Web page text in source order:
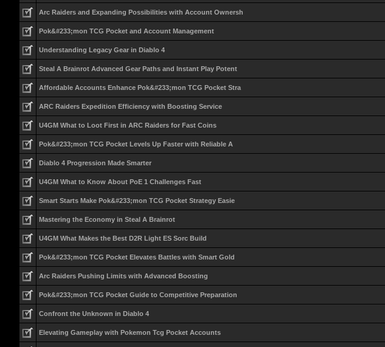
Arc Raiders and Expanding Possibilities with Account Ownersh
Pok&#233;mon TCG Pocket and Account Management
Understanding Legacy Gear in Diablo 4
Steal A Brainrot Advanced Gear Paths and Instant Play Potent
Affordable Accounts Enhance Pok&#233;mon TCG Pocket Stra
ARC Raiders Expedition Efficiency with Boosting Service
U4GM What to Loot First in ARC Raiders for Fast Coins
Pok&#233;mon TCG Pocket Levels Up Faster with Reliable A
Diablo 4 Progression Made Smarter
U4GM What to Know About PoE 1 Challenges Fast
Smart Starts Make Pok&#233;mon TCG Pocket Strategy Easie
Mastering the Economy in Steal A Brainrot
U4GM What Makes the Best D2R Light ES Sorc Build
Pok&#233;mon TCG Pocket Elevates Battles with Smart Gold
Arc Raiders Pushing Limits with Advanced Boosting
Pok&#233;mon TCG Pocket Guide to Competitive Preparation
Confront the Unknown in Diablo 4
Elevating Gameplay with Pokemon Tcg Pocket Accounts